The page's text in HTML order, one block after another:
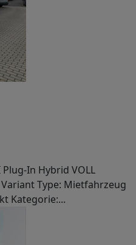
Plug-In Hybrid VOLL
Type: Mietfahrzeug
Kategorie:...